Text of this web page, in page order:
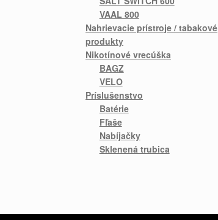
VAAL 800
Nahrievacie prístroje / tabakové
produkty
Nikotínové vrecúška
BAGZ
VELO
Príslušenstvo
Batérie
Fľaše
Nabíjačky
Sklenená trubica